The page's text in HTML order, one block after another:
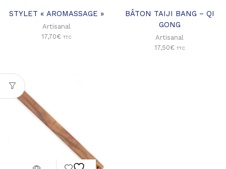
STYLET « AROMASSAGE »
Artisanal
17,70€ TTC
BÂTON TAIJI BANG – QI
GONG
Artisanal
17,50€ TTC